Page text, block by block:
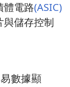
體電路(ASIC)
與儲存控制
數據顯